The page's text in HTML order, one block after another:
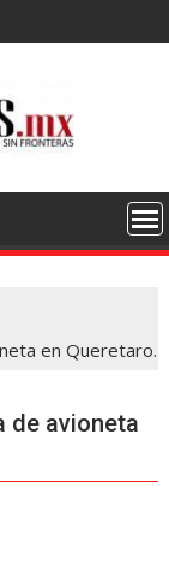
en Queretaro.
de avioneta